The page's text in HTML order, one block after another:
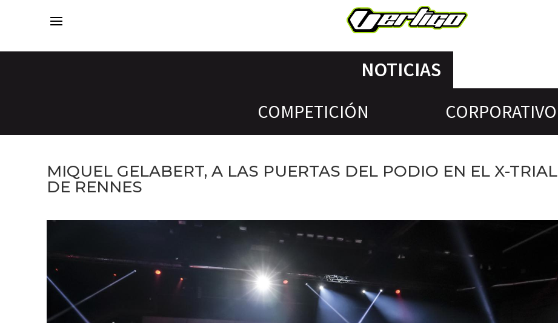
NOTICIAS
COMPETICIÓN CORPORATIVO
MIQUEL GELABERT, A LAS PUERTAS DEL PODIO EN EL X-TRIAL
DE RENNES